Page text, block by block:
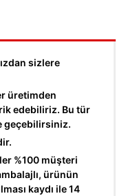
sizlere
üretimden
edebiliriz. Bu tür
geçebilirsiniz.
%100 müşteri
ürünün
kaydı ile 14